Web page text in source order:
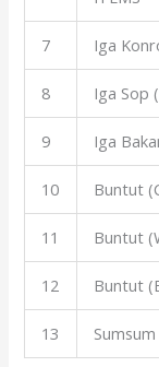
7 Iga
8 Iga Sop
9 Iga
10 Buntut
11 Buntut
12 Buntut
13 Sumsum